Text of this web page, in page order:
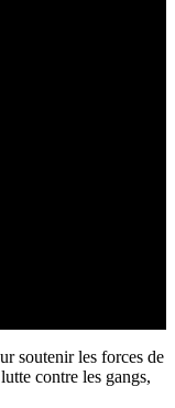
soutenir les forces de
contre les gangs,